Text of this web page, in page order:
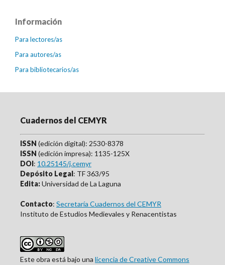
Información
Para lectores/as
Para autores/as
Para bibliotecarios/as
Cuadernos del CEMYR
ISSN (edición digital): 2530-8378
ISSN (edición impresa): 1135-125X
DOI: 10.25145/j.cemyr
Depósito Legal: TF 363/95
Edita:Universidad de La Laguna
Contacto: Secretaría Cuadernos del CEMYR
Instituto de Estudios Medievales y Renacentistas
Este obra está bajo una licencia de Creative Commons